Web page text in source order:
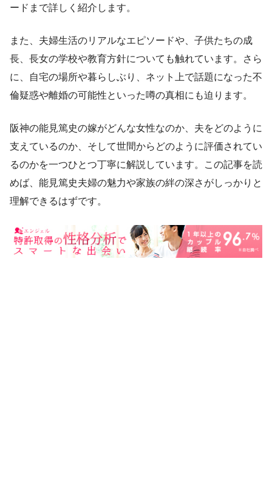
ードまで詳しく紹介します。
また、夫婦生活のリアルなエピソードや、子供たちの成
長、長女の学校や教育方針についても触れています。さら
に、自宅の場所や暮らしぶり、ネット上で話題になった不
倫疑惑や離婚の可能性といった噂の真相にも迫ります。
阪神の能見篤史の嫁がどんな女性なのか、夫をどのように
支えているのか、そして世間からどのように評価されてい
るのかを一つひとつ丁寧に解説しています。この記事を読
めば、能見篤史夫婦の魅力や家族の絆の深さがしっかりと
理解できるはずです。